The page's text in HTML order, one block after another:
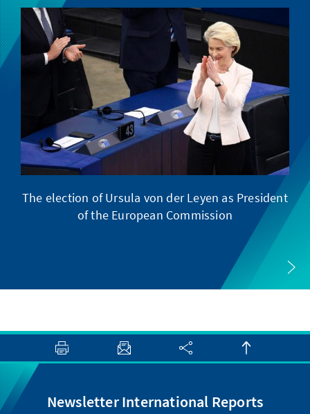
The election of Ursula von der Leyen as President
of the European Commission
Newsletter International Reports